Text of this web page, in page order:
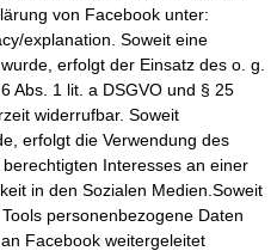
von Facebook unter:
explanation. Soweit eine
erfolgt der Einsatz des o. g.
Abs. 1 lit. a DSGVO und § 25
widerrufbar. Soweit
erfolgt die Verwendung des
Interesses an einer
in den Sozialen Medien.Soweit
personenbezogene Daten
Facebook weitergeleitet